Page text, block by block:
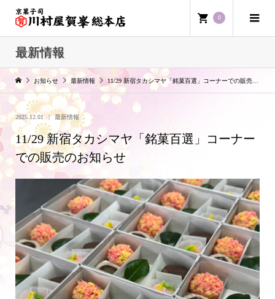
0
最新情報
お知らせ 最新情報 11/29 新宿タカシマヤ「銘菓百選」コーナーでの販売のお知らせ
2025.12.01 最新情報
11/29 新宿タカシマヤ「銘菓百選」コーナー
での販売のお知らせ